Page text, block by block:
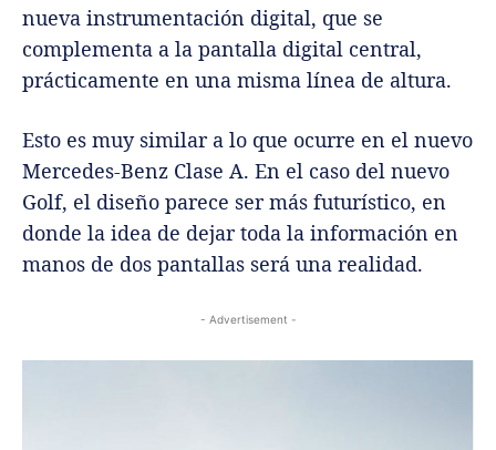
nueva instrumentación digital, que se
complementa a la pantalla digital central,
prácticamente en una misma línea de altura.
Esto es muy similar a lo que ocurre en el nuevo
Mercedes-Benz Clase A. En el caso del nuevo
Golf, el diseño parece ser más futurístico, en
donde la idea de dejar toda la información en
manos de dos pantallas será una realidad.
- Advertisement -